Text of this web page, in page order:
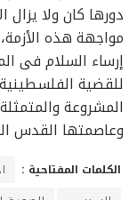
دورها كان ولا
مواجهة هذه
إرساء السلام فى
للقضية
المشروعة
وعاصمتها القدس
الكلمات المفتاحية :